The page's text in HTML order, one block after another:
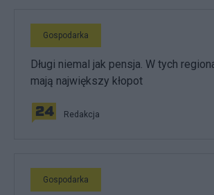
Gospodarka
Długi niemal jak pensja. W tych
mają największy kłopot
Redakcja
Gospodarka